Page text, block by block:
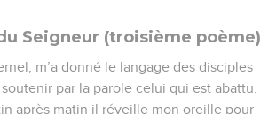
Seigneur (troisième poème)
m’a donné le langage des disciples
par la parole celui qui est abattu.
après matin il réveille mon oreille pour